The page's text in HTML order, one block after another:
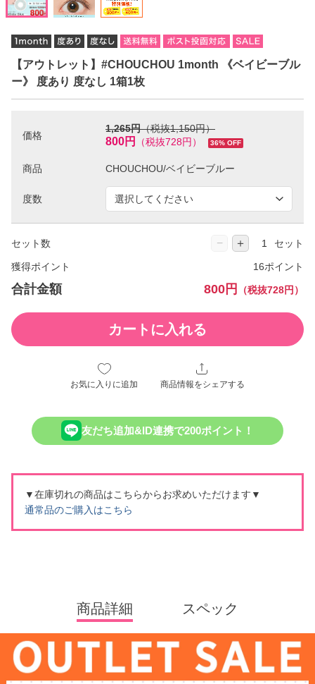
【アウトレット】#CHOUCHOU 1month 《ベイビーブル
ー》 度あり 度なし 1箱1枚
価格
1,265円（税抜1,150円）
800円 （税抜728円） 36% OFF
商品
度数
セット数 − ＋ セット
獲得ポイント 16ポイント
合計金額 800円 （税抜728円）
カートに入れる
お気に入りに追加 商品情報をシェアする
友だち追加&ID連携で200ポイント！
▼在庫切れの商品はこちらからお求めいただけます▼
通常品のご購入はこちら
商品詳細 スペック